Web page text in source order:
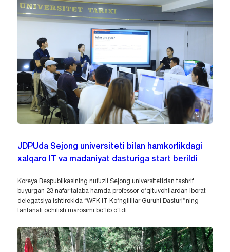
JDPUda Sejong universiteti bilan hamkorlikdagi
xalqaro IT va madaniyat dasturiga start berildi
Koreya Respublikasining nufuzli Sejong universitetidan tashrif
buyurgan 23 nafar talaba hamda professor-o‘qituvchilardan iborat
delegatsiya ishtirokida “WFK IT Ko‘ngillilar Guruhi Dasturi”ning
tantanali ochilish marosimi bo‘lib o‘tdi.